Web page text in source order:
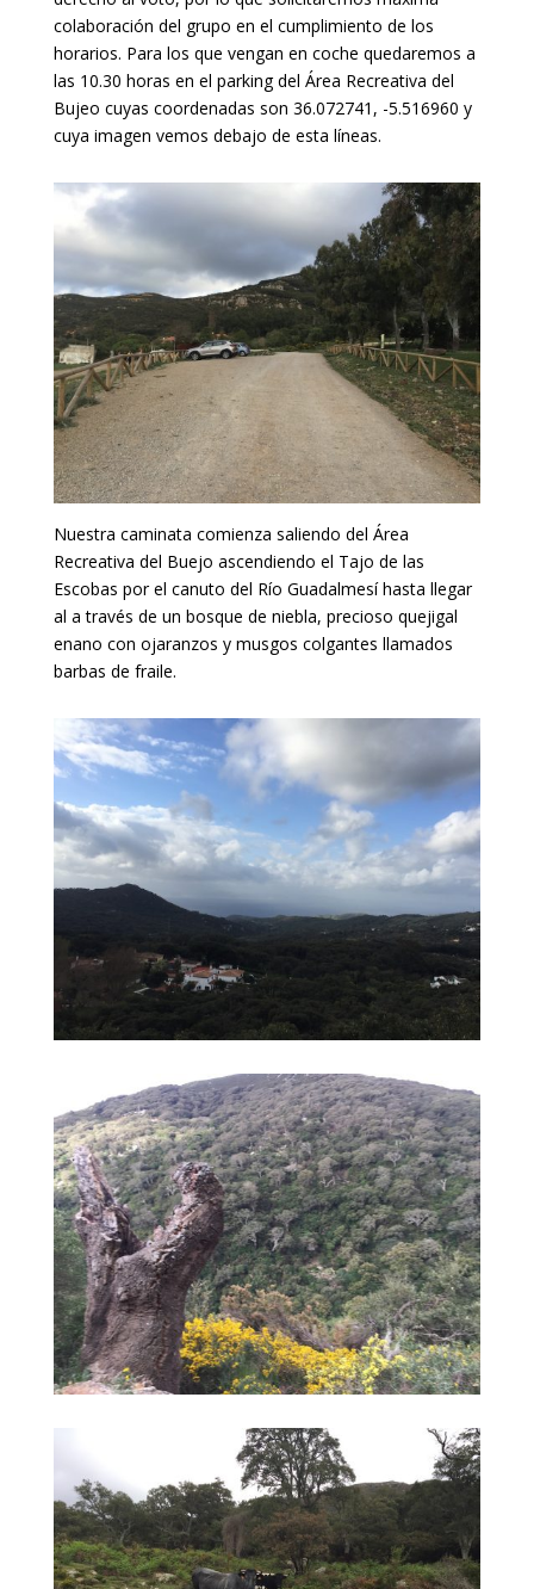
colaboración del grupo en el cumplimiento de los
horarios. Para los que vengan en coche quedaremos a
las 10.30 horas en el parking del Área Recreativa del
Bujeo cuyas coordenadas son 36.072741, -5.516960 y
cuya imagen vemos debajo de esta líneas.
Nuestra caminata comienza saliendo del Área
Recreativa del Buejo ascendiendo el Tajo de las
Escobas por el canuto del Río Guadalmesí hasta llegar
al a través de un bosque de niebla, precioso quejigal
enano con ojaranzos y musgos colgantes llamados
barbas de fraile.